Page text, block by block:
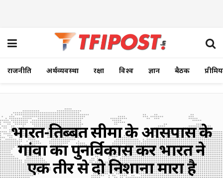
राजनीति अर्थव्यवस्था रक्षा विश्व ज्ञान बैठक
भारत-तिब्बत सीमा के आसपास के
गांवों का पुनर्विकास कर भारत ने
एक तीर से दो निशाना मारा है